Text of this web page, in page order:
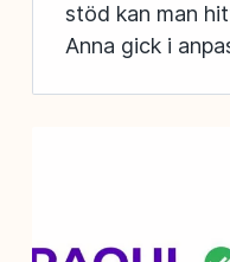
stöd kan man
Anna gick i